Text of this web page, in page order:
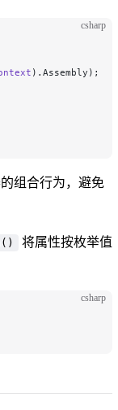
csharp
).Assembly);
组合行为，避免
将属性按枚举值
csharp